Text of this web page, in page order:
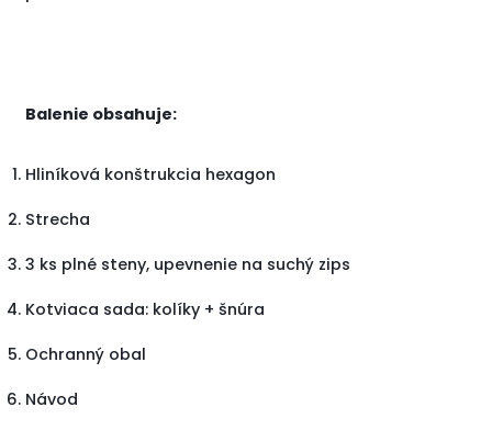
Balenie obsahuje:
Hliníková konštrukcia hexagon
Strecha
3 ks plné steny, upevnenie na suchý zips
Kotviaca sada: kolíky + šnúra
Ochranný obal
Návod